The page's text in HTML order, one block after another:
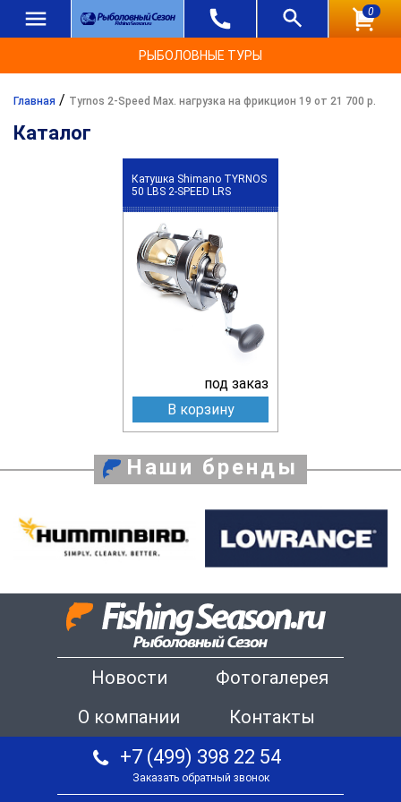
0
РЫБОЛОВНЫЕ ТУРЫ
Главная / Tyrnos 2-Speed Max. нагрузка на фрикцион 19 от 21 700 р.
Каталог
Катушка Shimano TYRNOS
50 LBS 2-SPEED LRS
под заказ
В корзину
Наши бренды
Новости
Фотогалерея
О компании
Контакты
+7 (499) 398 22 54
Заказать обратный звонок